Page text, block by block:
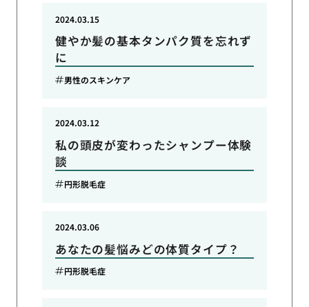
健やか髪の基本タンパク質を忘れず
に
2024.03.15
男性のスキンケア
私の頭皮が変わったシャンプー体験
談
2024.03.12
円形脱毛症
あなたの髪悩みどの体質タイプ？
2024.03.06
円形脱毛症